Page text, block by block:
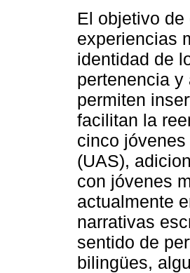
El objetivo
experiencias
identidad de
pertenencia
permiten
facilitan la
cinco
(UAS),
con jóvenes
actualmente
narrativas
sentido de
bilingües,